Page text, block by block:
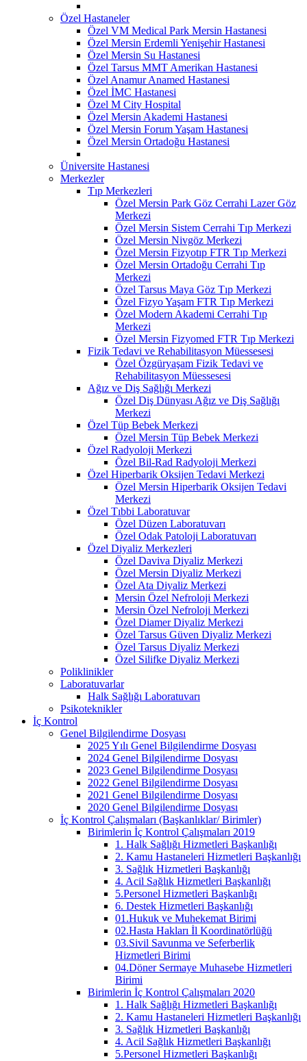
Özel Hastaneler
Özel VM Medical Park Mersin Hastanesi
Özel Mersin Erdemli Yenişehir Hastanesi
Özel Mersin Su Hastanesi
Özel Tarsus MMT Amerikan Hastanesi
Özel Anamur Anamed Hastanesi
Özel İMC Hastanesi
Özel M City Hospital
Özel Mersin Akademi Hastanesi
Özel Mersin Forum Yaşam Hastanesi
Özel Mersin Ortadoğu Hastanesi
Üniversite Hastanesi
Merkezler
Tıp Merkezleri
Özel Mersin Park Göz Cerrahi Lazer Göz
Merkezi
Özel Mersin Sistem Cerrahi Tıp Merkezi
Özel Mersin Nivgöz Merkezi
Özel Mersin Fizyotıp FTR Tıp Merkezi
Özel Mersin Ortadoğu Cerrahi Tıp
Merkezi
Özel Tarsus Maya Göz Tıp Merkezi
Özel Fizyo Yaşam FTR Tıp Merkezi
Özel Modern Akademi Cerrahi Tıp
Merkezi
Özel Mersin Fizyomed FTR Tıp Merkezi
Fizik Tedavi ve Rehabilitasyon Müessesesi
Özel Özgüryaşam Fizik Tedavi ve
Rehabilitasyon Müessesesi
Ağız ve Diş Sağlığı Merkezi
Özel Diş Dünyası Ağız ve Diş Sağlığı
Merkezi
Özel Tüp Bebek Merkezi
Özel Mersin Tüp Bebek Merkezi
Özel Radyoloji Merkezi
Özel Bil-Rad Radyoloji Merkezi
Özel Hiperbarik Oksijen Tedavi Merkezi
Özel Mersin Hiperbarik Oksijen Tedavi
Merkezi
Özel Tıbbi Laboratuvar
Özel Düzen Laboratuvarı
Özel Odak Patoloji Laboratuvarı
Özel Diyaliz Merkezleri
Özel Daviva Diyaliz Merkezi
Özel Mersin Diyaliz Merkezi
Özel Ata Diyaliz Merkezi
Mersin Özel Nefroloji Merkezi
Mersin Özel Nefroloji Merkezi
Özel Diamer Diyaliz Merkezi
Özel Tarsus Güven Diyaliz Merkezi
Özel Tarsus Diyaliz Merkezi
Özel Silifke Diyaliz Merkezi
Poliklinikler
Laboratuvarlar
Halk Sağlığı Laboratuvarı
Psikoteknikler
İç Kontrol
Genel Bilgilendirme Dosyası
2025 Yılı Genel Bilgilendirme Dosyası
2024 Genel Bilgilendirme Dosyası
2023 Genel Bilgilendirme Dosyası
2022 Genel Bilgilendirme Dosyası
2021 Genel Bilgilendirme Dosyası
2020 Genel Bilgilendirme Dosyası
İç Kontrol Çalışmaları (Başkanlıklar/ Birimler)
Birimlerin İç Kontrol Çalışmaları 2019
1. Halk Sağlığı Hizmetleri Başkanlığı
2. Kamu Hastaneleri Hizmetleri Başkanlığı
3. Sağlık Hizmetleri Başkanlığı
4. Acil Sağlık Hizmetleri Başkanlığı
5.Personel Hizmetleri Başkanlığı
6. Destek Hizmetleri Başkanlığı
01.Hukuk ve Muhekemat Birimi
02.Hasta Hakları İl Koordinatörlüğü
03.Sivil Savunma ve Seferberlik
Hizmetleri Birimi
04.Döner Sermaye Muhasebe Hizmetleri
Birimi
Birimlerin İç Kontrol Çalışmaları 2020
1. Halk Sağlığı Hizmetleri Başkanlığı
2. Kamu Hastaneleri Hizmetleri Başkanlığı
3. Sağlık Hizmetleri Başkanlığı
4. Acil Sağlık Hizmetleri Başkanlığı
5.Personel Hizmetleri Başkanlığı